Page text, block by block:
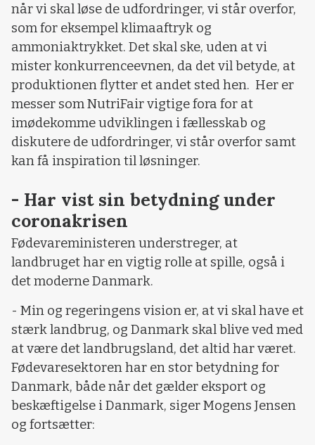
når vi skal løse de udfordringer, vi står overfor,
som for eksempel klimaaftryk og
ammoniaktrykket. Det skal ske, uden at vi
mister konkurrenceevnen, da det vil betyde, at
produktionen flytter et andet sted hen. Her er
messer som NutriFair vigtige fora for at
imødekomme udviklingen i fællesskab og
diskutere de udfordringer, vi står overfor samt
kan få inspiration til løsninger.
- Har vist sin betydning under
coronakrisen
Fødevareministeren understreger, at
landbruget har en vigtig rolle at spille, også i
det moderne Danmark.
- Min og regeringens vision er, at vi skal have et
stærk landbrug, og Danmark skal blive ved med
at være det landbrugsland, det altid har været.
Fødevaresektoren har en stor betydning for
Danmark, både når det gælder eksport og
beskæftigelse i Danmark, siger Mogens Jensen
og fortsætter: